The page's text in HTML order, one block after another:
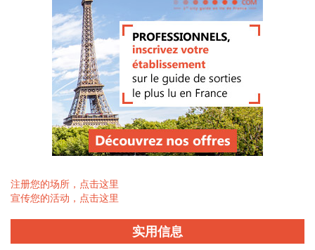
注册您的场所，点击这里
宣传您的活动，点击这里
实用信息